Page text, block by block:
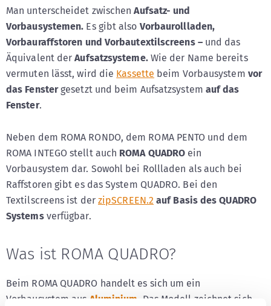
Man unterscheidet zwischenAufsatz- und
Vorbausystemen. Es gibt also Vorbaurollladen,
Vorbauraffstoren und Vorbautextilscreens – und das
Äquivalent der Aufsatzsysteme. Wie der Name bereits
vermuten lässt, wird die Kassette beim Vorbausystem vor
das Fenstergesetzt und beim Aufsatzsystem auf das
Fenster.
Neben dem ROMA RONDO, dem ROMA PENTO und dem
ROMA INTEGO stellt auch ROMA QUADRO ein
Vorbausystem dar. Sowohl bei Rollladen als auch bei
Raffstoren gibt es das System QUADRO. Bei den
Textilscreens ist der zipSCREEN.2 auf Basis des QUADRO
Systemsverfügbar.
Was ist ROMA QUADRO?
Beim ROMA QUADRO handelt es sich um ein
Vorbausystem aus Aluminium . Das Modell zeichnet sich